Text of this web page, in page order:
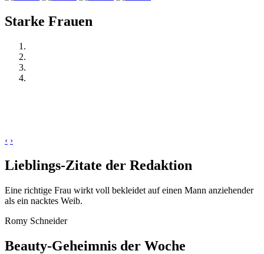
Starke Frauen
‹ ›
Lieblings-Zitate der Redaktion
Eine richtige Frau wirkt voll bekleidet auf einen Mann anziehender
als ein nacktes Weib.
Romy Schneider
Beauty-Geheimnis der Woche